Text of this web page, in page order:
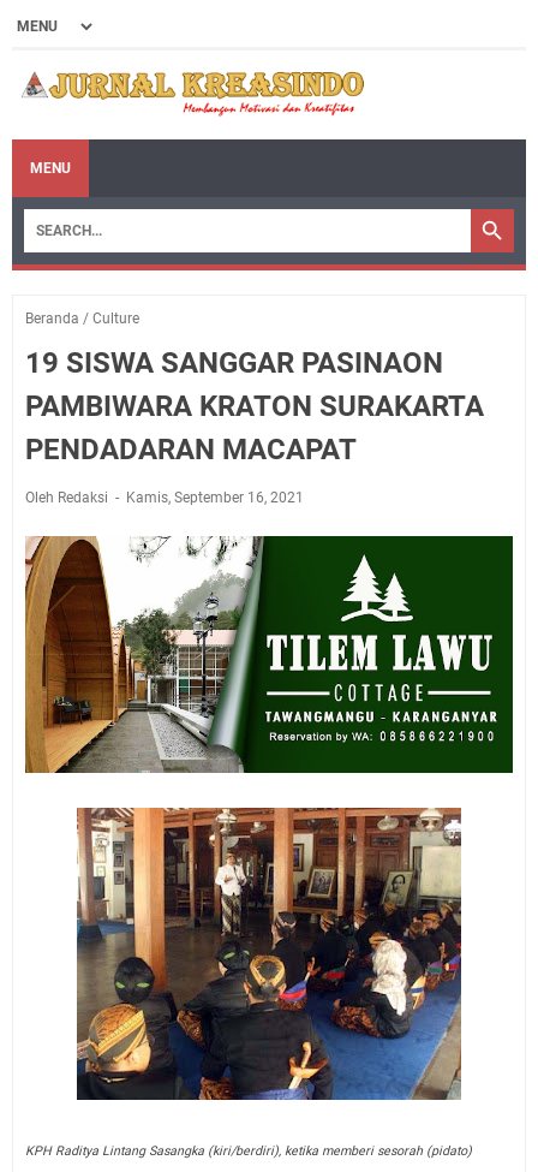
MENU
Beranda / Culture
19 SISWA SANGGAR PASINAON
PAMBIWARA KRATON SURAKARTA
PENDADARAN MACAPAT
Oleh Redaksi Kamis, September 16, 2021
KPH Raditya Lintang Sasangka (kiri/berdiri), ketika memberi sesorah (pidato)